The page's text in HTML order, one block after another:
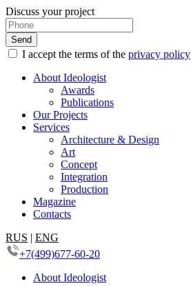
Discuss your project
I accept the terms of the privacy policy
About Ideologist
Awards
Publications
Our Projects
Services
Architecture & Design
Art
Concept
Integration
Production
Magazine
Contacts
RUS | ENG
+7(499)677-60-20
About Ideologist